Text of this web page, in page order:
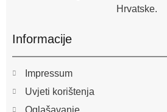
Hrvatske.
Informacije
Impressum
Uvjeti korištenja
Oglašavanje